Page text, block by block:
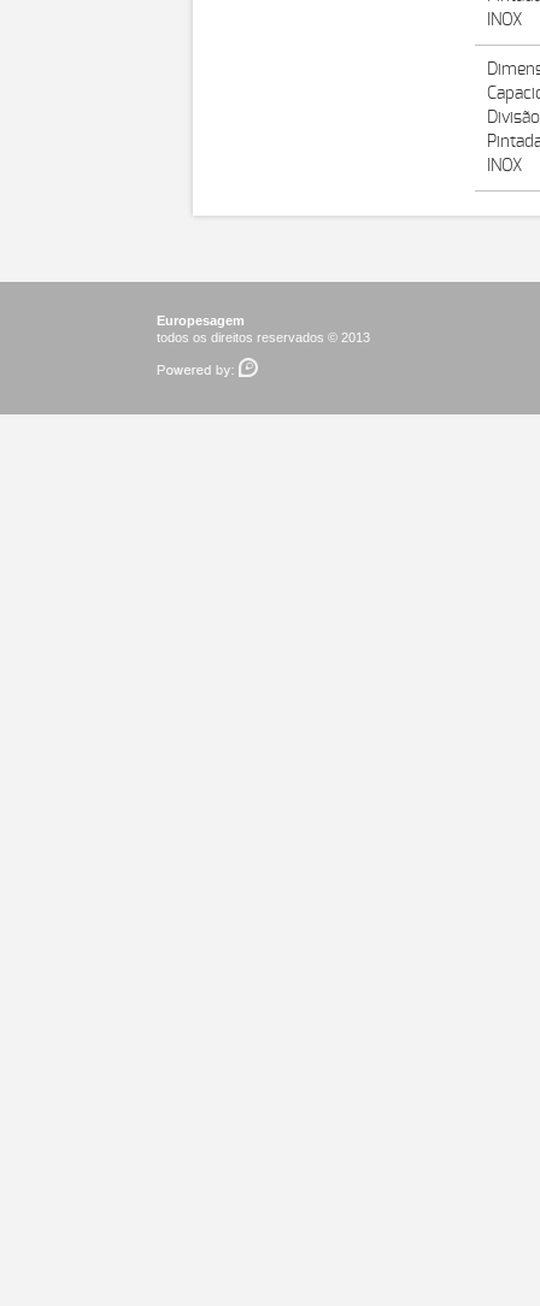
INOX
INOX
Europesagem
todos os direitos reservados © 2013